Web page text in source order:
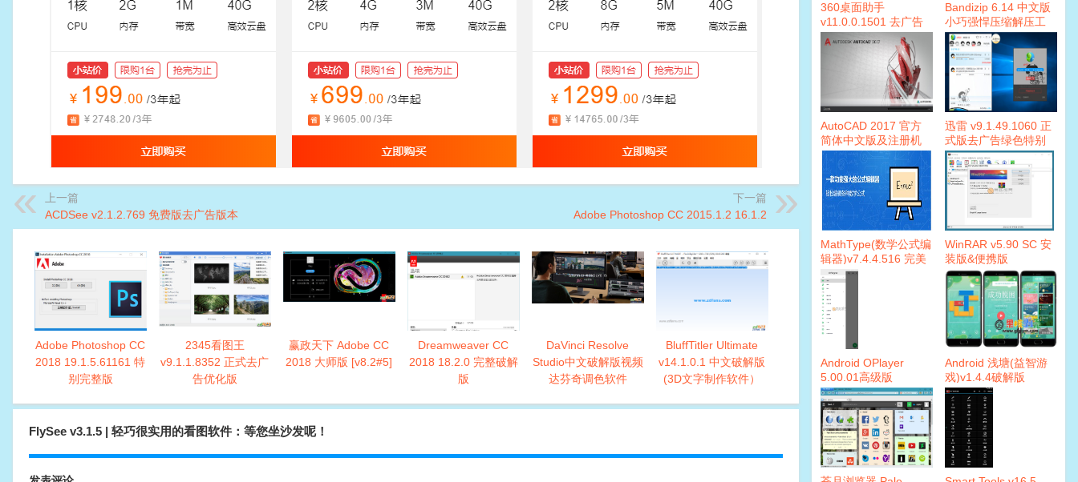
上一篇
ACDSee v2.1.2.769 免费版去广告版本
下一篇
Adobe Photoshop CC 2015.1.2 16.1.2
Adobe Photoshop CC
2018 19.1.5.61161 特
别完整版
2345看图王
v9.1.1.8352 正式去广
告优化版
赢政天下 Adobe CC
2018 大师版 [v8.2#5]
Dreamweaver CC
2018 18.2.0 完整破解
版
DaVinci Resolve
Studio中文破解版视频
达芬奇调色软件
BluffTitler Ultimate
v14.1.0.1 中文破解版
(3D文字制作软件）
FlySee v3.1.5 | 轻巧很实用的看图软件：等您坐沙发呢！
360桌面助手
v11.0.0.1501 去广告
版
Bandizip 6.14 中文版
小巧强悍压缩解压工
具
AutoCAD 2017 官方
简体中文版及注册机
迅雷 v9.1.49.1060 正
式版去广告绿色特别
版
MathType(数学公式编
辑器)v7.4.4.516 完美
破解版
WinRAR v5.90 SC 安
装版&便携版
Android OPlayer
5.00.01高级版
Android 浅塘(益智游
戏)v1.4.4破解版